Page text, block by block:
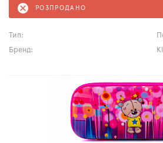
РОЗПРОДАНО
Тип:
Бренд: